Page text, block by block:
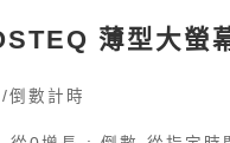
薄型大螢
數計時